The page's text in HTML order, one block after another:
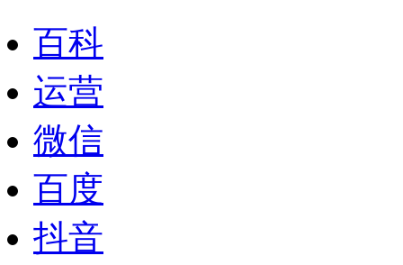
百科
运营
微信
百度
抖音